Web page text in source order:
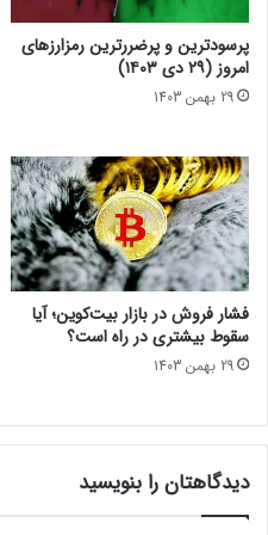
اخبار کوتاه
ی
م
ت
ی
ت
ک
و
ی
ن
!
پرسودترین و پرضررترین رمزارزهای
امروز (۲۹ دی ۱۴۰۳)
29 بهمن 1403
فشار فروش در بازار بیت‌کوین؛ آیا
سقوط بیشتری در راه است؟
29 بهمن 1403
دیدگاهتان را بنویسید